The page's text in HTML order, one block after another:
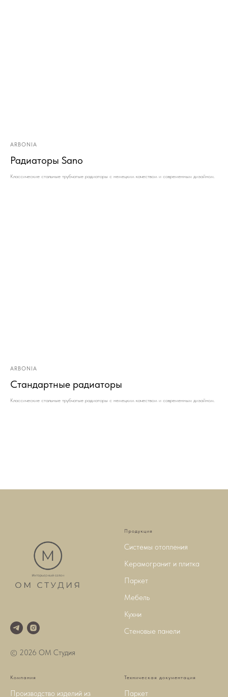
ARBONIA
Радиаторы Sano
Классические стальные трубчатые радиаторы с немецким качеством и современным дизайном.
ARBONIA
Стандартные радиаторы
Классические стальные трубчатые радиаторы с немецким качеством и современным дизайном.
© 2026 ОМ Студия
Продукция
Системы отопления
Керамогранит и плитка
Паркет
Мебель
Кухни
Стеновые панели
Компания
Производство изделий из
Техническая документация
Паркет